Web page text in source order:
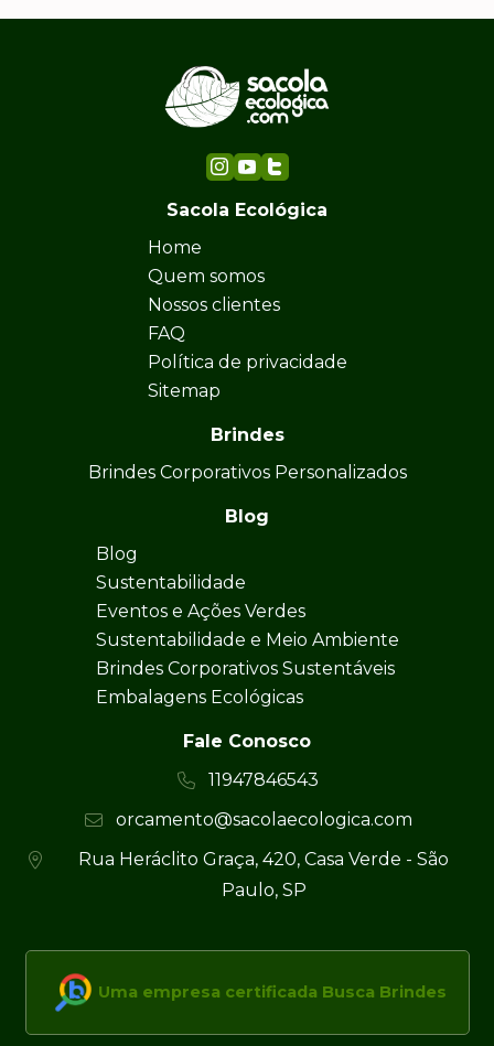
Sacola Ecológica
Home
Quem somos
Nossos clientes
FAQ
Política de privacidade
Sitemap
Brindes
Brindes Corporativos Personalizados
Blog
Blog
Sustentabilidade
Eventos e Ações Verdes
Sustentabilidade e Meio Ambiente
Brindes Corporativos Sustentáveis
Embalagens Ecológicas
Fale Conosco
11947846543
orcamento@sacolaecologica.com
Rua Heráclito Graça, 420, Casa Verde - São
Paulo, SP
Uma empresa certificada Busca Brindes